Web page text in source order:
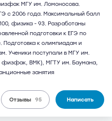
МГУ им. Ломоносова.
с 2006 года. Максимальный балл
физика - 93. Разработаны
подготовки к ЕГЭ по
Подготовка к олимпиадам и
Ученики поступали в МГУ им.
физфак, ВМК), МГТУ им. Баумана,
занятия
Отзывы 95 Написать